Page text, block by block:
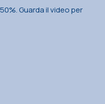
Guarda il video per